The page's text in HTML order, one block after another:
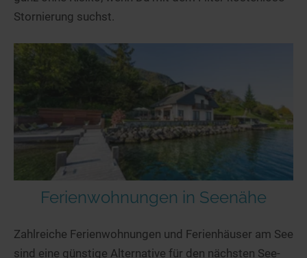
Stornierung suchst.
Ferienwohnungen in Seenähe
Zahlreiche Ferienwohnungen und Ferienhäuser am See
sind eine günstige Alternative für den nächsten See-